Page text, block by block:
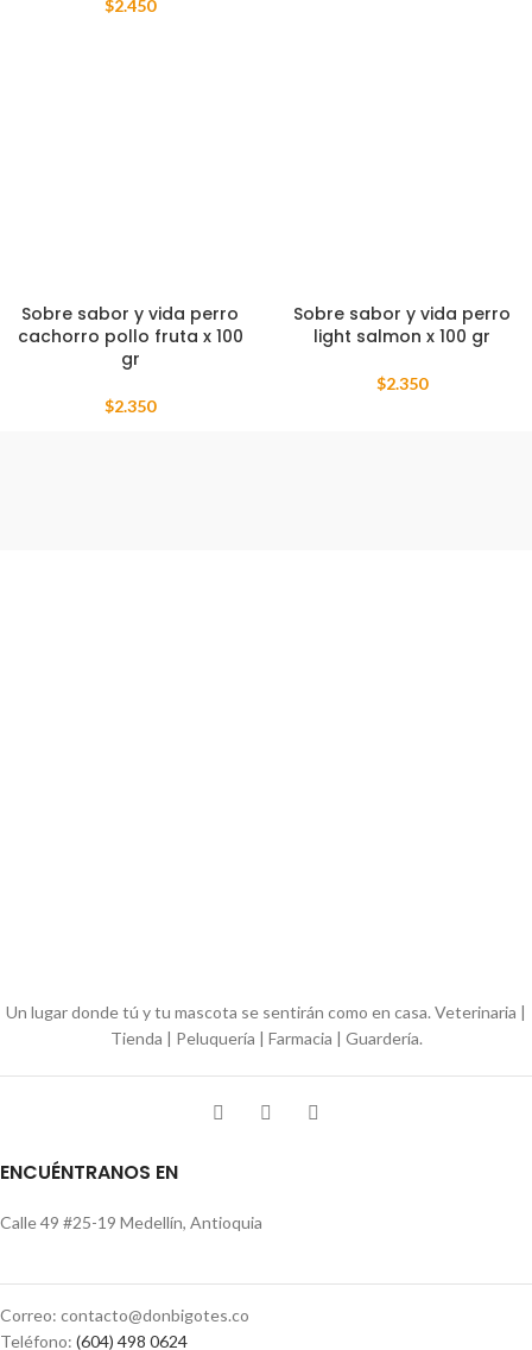
$2.450
Sobre sabor y vida perro
cachorro pollo fruta x 100
gr
$2.350
Sobre sabor y vida perro
light salmon x 100 gr
$2.350
Un lugar donde tú y tu mascota se sentirán como en casa. Veterinaria |
Tienda | Peluquería | Farmacia | Guardería.
ENCUÉNTRANOS EN
Calle 49 #25-19 Medellín, Antioquia
Correo: contacto@donbigotes.co
Teléfono: (604) 498 0624